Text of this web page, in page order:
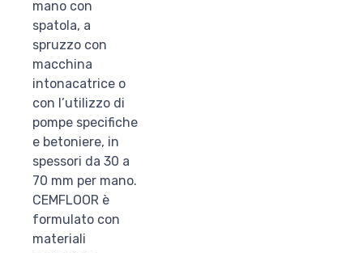
mano con
spatola, a
spruzzo con
macchina
intonacatrice o
con l’utilizzo di
pompe specifiche
e betoniere, in
spessori da 30 a
70 mm per mano.
CEMFLOOR è
formulato con
materiali